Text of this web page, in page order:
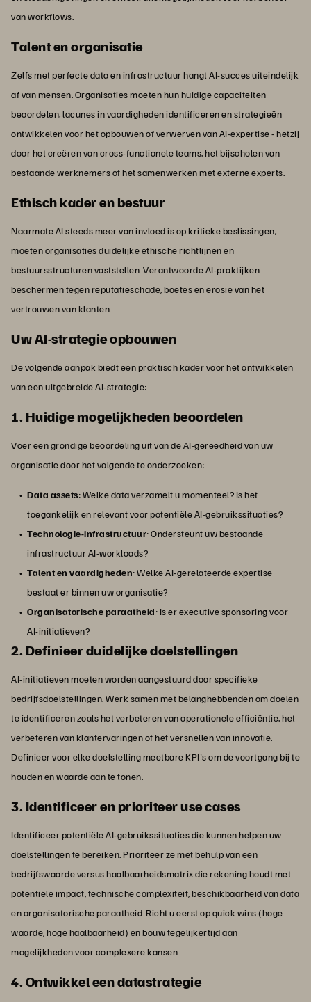
van workflows.
Talent en organisatie
Zelfs met perfecte data en infrastructuur hangt AI-succes uiteindelijk
af van mensen. Organisaties moeten hun huidige capaciteiten
beoordelen, lacunes in vaardigheden identificeren en strategieën
ontwikkelen voor het opbouwen of verwerven van AI-expertise - hetzij
door het creëren van cross-functionele teams, het bijscholen van
bestaande werknemers of het samenwerken met externe experts.
Ethisch kader en bestuur
Naarmate AI steeds meer van invloed is op kritieke beslissingen,
moeten organisaties duidelijke ethische richtlijnen en
bestuursstructuren vaststellen. Verantwoorde AI-praktijken
beschermen tegen reputatieschade, boetes en erosie van het
vertrouwen van klanten.
Uw AI-strategie opbouwen
De volgende aanpak biedt een praktisch kader voor het ontwikkelen
van een uitgebreide AI-strategie:
1. Huidige mogelijkheden beoordelen
Voer een grondige beoordeling uit van de AI-gereedheid van uw
organisatie door het volgende te onderzoeken:
Data assets: Welke data verzamelt u momenteel? Is het
toegankelijk en relevant voor potentiële AI-gebruikssituaties?
Technologie-infrastructuur: Ondersteunt uw bestaande
infrastructuur AI-workloads?
Talent en vaardigheden: Welke AI-gerelateerde expertise
bestaat er binnen uw organisatie?
Organisatorische paraatheid: Is er executive sponsoring voor
AI-initiatieven?
2. Definieer duidelijke doelstellingen
AI-initiatieven moeten worden aangestuurd door specifieke
bedrijfsdoelstellingen. Werk samen met belanghebbenden om doelen
te identificeren zoals het verbeteren van operationele efficiëntie, het
verbeteren van klantervaringen of het versnellen van innovatie.
Definieer voor elke doelstelling meetbare KPI's om de voortgang bij te
houden en waarde aan te tonen.
3. Identificeer en prioriteer use cases
Identificeer potentiële AI-gebruikssituaties die kunnen helpen uw
doelstellingen te bereiken. Prioriteer ze met behulp van een
bedrijfswaarde versus haalbaarheidsmatrix die rekening houdt met
potentiële impact, technische complexiteit, beschikbaarheid van data
en organisatorische paraatheid. Richt u eerst op quick wins (hoge
waarde, hoge haalbaarheid) en bouw tegelijkertijd aan
mogelijkheden voor complexere kansen.
4. Ontwikkel een datastrategie